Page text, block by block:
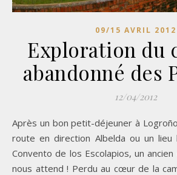
09/15 AVRIL 2012
Exploration du
abandonné des
12/04/2012
Après un bon petit-déjeuner à Logroño, nous avons pris la
route en direction Albelda ou un
Convento de los Escolapios, un
nous attend ! Perdu au cœur de la